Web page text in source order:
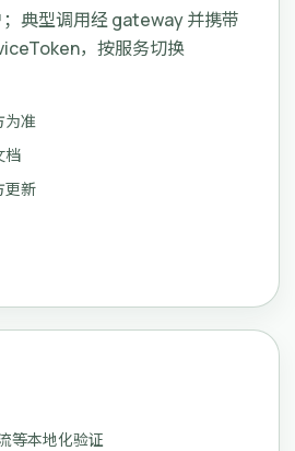
；典型调用经 gateway 并携带
，按服务切换
为准
档
更新
等本地化验证